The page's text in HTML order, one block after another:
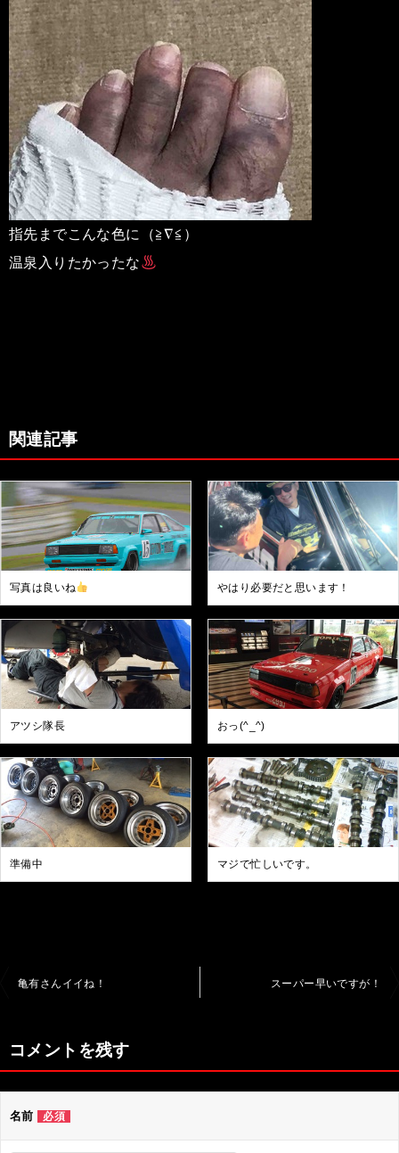
指先までこんな色に（≧∇≦）
温泉入りたかったな
関連記事
写真は良いね やはり必要だと思います！
アツシ隊長 おっ(^_^)
準備中 マジで忙しいです。
ビ
ゲ
ー
亀有さんイイね！ スーパー早いですが！
コメントを残す
名前 必須